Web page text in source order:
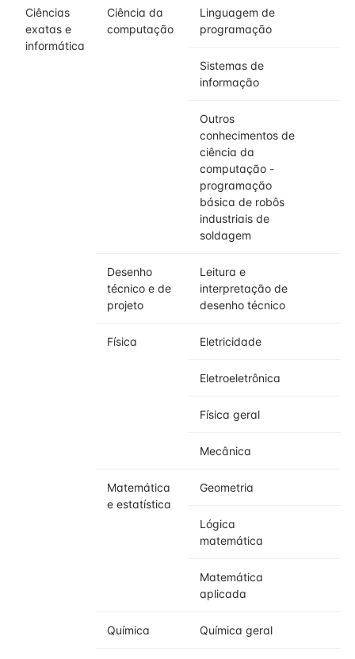
Ciências
exatas e
informática
Ciência da
computação
Linguagem de
programação
Sistemas de
informação
Outros
conhecimentos de
ciência da
computação -
programação
básica de robôs
industriais de
soldagem
Desenho
técnico e de
projeto
Leitura e
interpretação de
desenho técnico
Física Eletricidade
Eletroeletrônica
Física geral
Mecânica
Matemática
e estatística
Geometria
Lógica
matemática
Matemática
aplicada
Química Química geral